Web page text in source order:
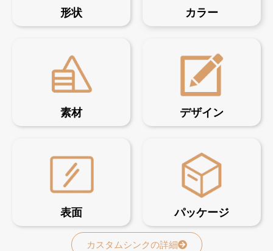
形状 カラー
素材 デザイン
表面 パッケージ
カスタムシンクの詳細